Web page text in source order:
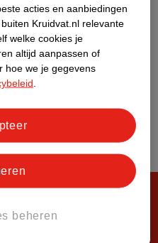
acties en aanbiedingen
Kruidvat.nl relevante
welke cookies je
altijd aanpassen of
hoe we je gegevens
beheren